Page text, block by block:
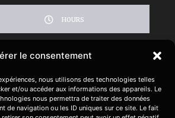
le consentement
nous utilisons des technologies telles
et/ou accéder aux informations des appareils. Le
nous permettra de traiter des données
de navigation ou les ID uniques sur ce site. Le fait
HOURS
14H – 00H